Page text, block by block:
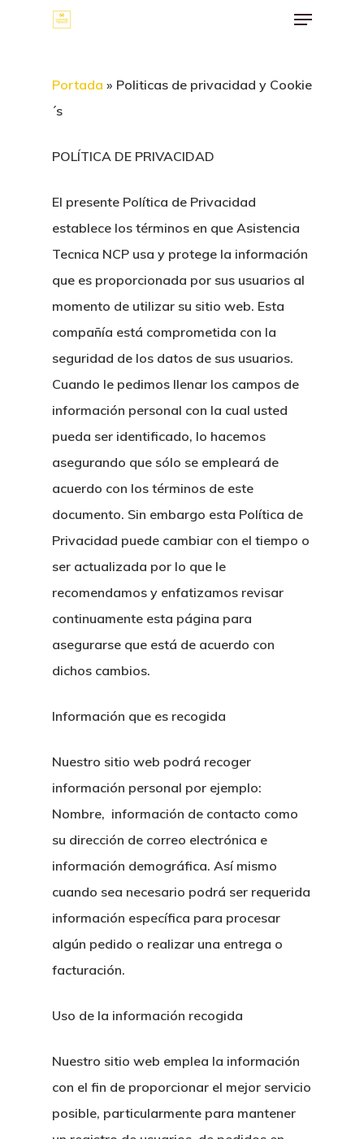
Menu
Portada » Politicas de privacidad y Cookie
´s
POLÍTICA DE PRIVACIDAD
El presente Política de Privacidad
establece los términos en que Asistencia
Tecnica NCP usa y protege la información
que es proporcionada por sus usuarios al
momento de utilizar su sitio web. Esta
compañía está comprometida con la
seguridad de los datos de sus usuarios.
Cuando le pedimos llenar los campos de
información personal con la cual usted
pueda ser identificado, lo hacemos
asegurando que sólo se empleará de
acuerdo con los términos de este
documento. Sin embargo esta Política de
Privacidad puede cambiar con el tiempo o
ser actualizada por lo que le
recomendamos y enfatizamos revisar
continuamente esta página para
asegurarse que está de acuerdo con
dichos cambios.
Información que es recogida
Nuestro sitio web podrá recoger
información personal por ejemplo:
Nombre, información de contacto como
su dirección de correo electrónica e
información demográfica. Así mismo
cuando sea necesario podrá ser requerida
información específica para procesar
algún pedido o realizar una entrega o
facturación.
Uso de la información recogida
Nuestro sitio web emplea la información
con el fin de proporcionar el mejor servicio
posible, particularmente para mantener